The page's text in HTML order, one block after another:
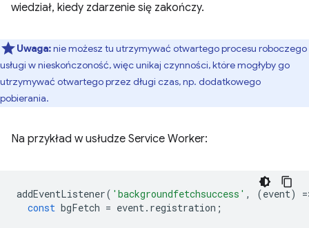
wiedział, kiedy zdarzenie się zakończy.
Uwaga:nie możesz tu utrzymywać otwartego procesu roboczego
usługi w nieskończoność, więc unikaj czynności, które mogłyby go
utrzymywać otwartego przez długi czas, np. dodatkowego
pobierania.
Na przykład w usłudze Service Worker:
addEventListener( 'backgroundfetchsuccess' , (event) =
const bgFetch = event. registration ;